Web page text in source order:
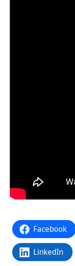
Facebook
LinkedIn